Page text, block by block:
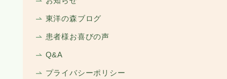
東洋の森ブログ
患者様お喜びの声
Q&A
プライバシーポリシー